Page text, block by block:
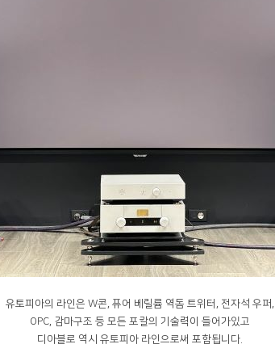
유토피아의 라인은 W콘, 퓨어 베릴륨 역돔 트위터, 전자석 우퍼,
OPC, 감마구조 등 모든 포칼의 기술력이 들어가있고
디아블로 역시 유토피아 라인으로써 포함됩니다.